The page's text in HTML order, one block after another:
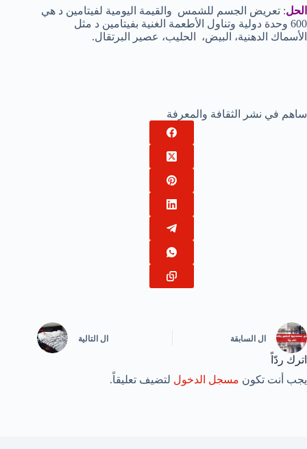
الحل: تعريض الجسم للشمس والقيمة اليومية لفيتامين د هي
600 وحدة دولية وتناول الأطعمة الغنية بفيتامين د مثل
الأسماك الدهنية، البيض، الحليب، عصير البرتقال.
ساهم في نشر الثقافة والمعرفة
ال السابقة ال التالية
اترك ردّاً
يجب أنت تكون مسجل الدخول لتضيف تعليقاً.